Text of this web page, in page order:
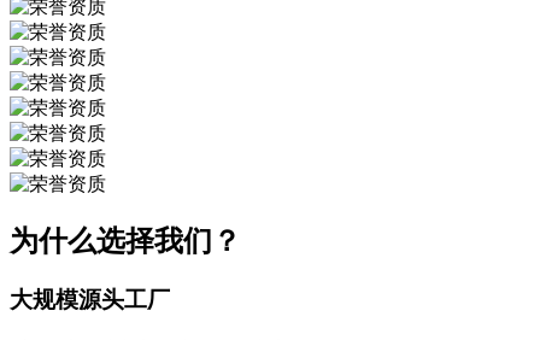
为什么选择我们？
大规模源头工厂